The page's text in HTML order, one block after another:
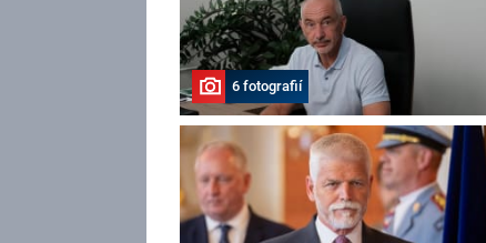
6 fotografií